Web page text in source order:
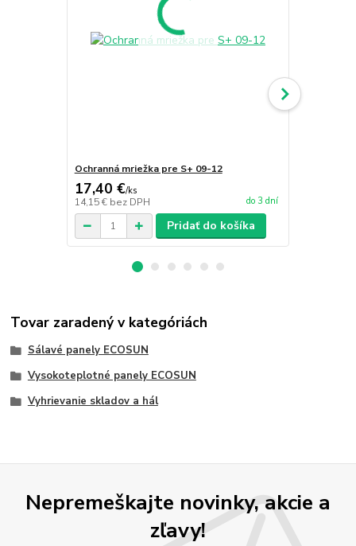
Ochranná mriežka pre S+ 09-12
17,40 €/ks
14,15 € bez DPH do 3 dní
Pridať do košíka
Tovar zaradený v kategóriách
Sálavé panely ECOSUN
Vysokoteplotné panely ECOSUN
Vyhrievanie skladov a hál
Nepremeškajte novinky, akcie a
zľavy!